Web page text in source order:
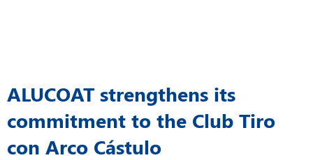
ALUCOAT strengthens its
commitment to the Club Tiro
con Arco Cástulo